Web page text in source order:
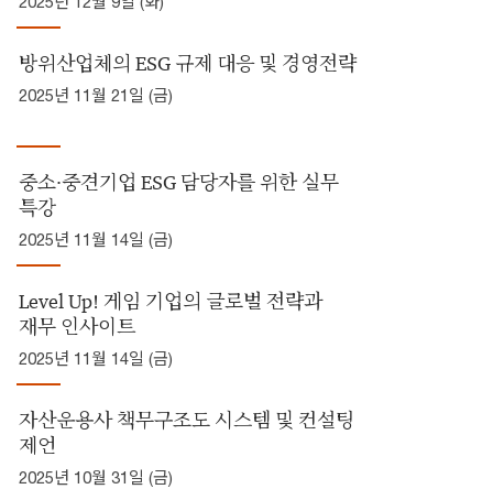
방위산업체의 ESG 규제 대응 및 경영전략
2025년 11월 21일 (금)
중소·중견기업 ESG 담당자를 위한 실무
특강
2025년 11월 14일 (금)
Level Up! 게임 기업의 글로벌 전략과
재무 인사이트
2025년 11월 14일 (금)
자산운용사 책무구조도 시스템 및 컨설팅
제언
2025년 10월 31일 (금)